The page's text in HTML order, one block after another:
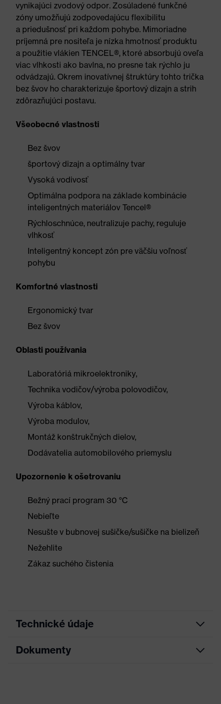
vynikajúci zvodový odpor. Zosúladené funkčné
zóny umožňujú zodpovedajúcu flexibilitu
a priedušnosť pri každom pohybe. Mimoriadne
príjemná pre nositeľa je nízka hmotnosť produktu
a použitie vlákien TENCEL®, ktoré absorbujú oveľa
viac vlhkosti ako bavlna, no presne tak rýchlo ju
odvádzajú. Okrem inovatívnej štruktúry tohto trička
bez švov ho charakterizuje športový dizajn a strih
zdôrazňujúci postavu.
Všeobecné vlastnosti
Bez švov
športový dizajn a optimálny tvar
Vysoká vodivosť
Optimálna podpora na základe kombinácie
inteligentných materiálov Tencel®
Rýchloschnúce, neutralizuje pachy, reguluje
vlhkosť
Inteligentný koncept zón pre väčšiu voľnosť
pohybu
Komfortné vlastnosti
Ergonomický tvar
Bez švov
Oblasti používania
Laboratóriá mikroelektroniky,
Technika vodičov/výroba polovodičov,
Výroba káblov,
Výroba modulov,
Montáž konštrukčných dielov,
Dodávatelia automobilového priemyslu
Upozornenie k ošetrovaniu
Bežný prací program 30 °C
Nebieľte
Nesušte v bubnovej sušičke/sušičke na bielizeň
Nežehlite
Zákaz suchého čistenia
Technické údaje
Hľadaná farba (filter)
Dokumenty